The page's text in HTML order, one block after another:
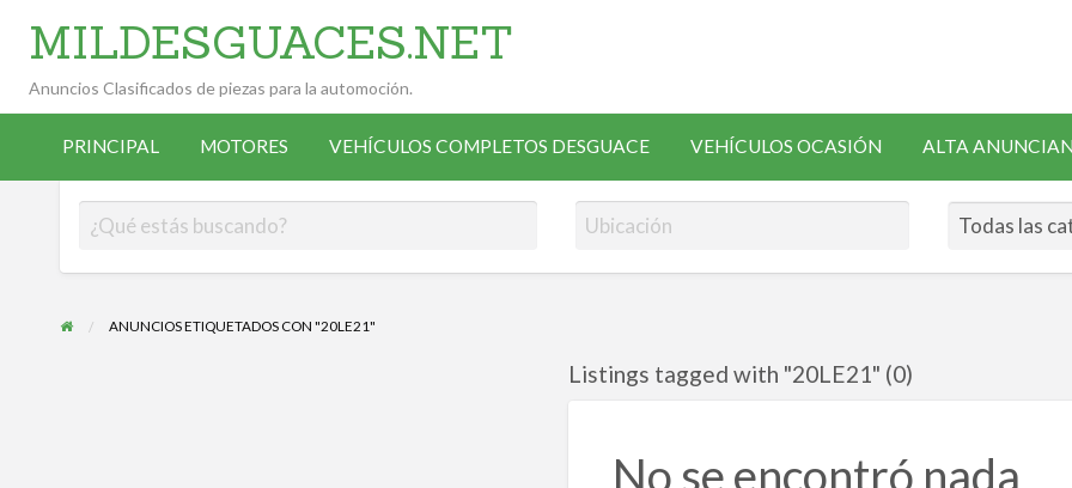
VEHÍCULOS
COMPLETOS
VEHÍCULOS
OCASIÓN
ALTA
ANUNCIANTE
SOLICITAR
RECAMBIOS
MILDESGUACES.NET
Anuncios Clasificados de piezas para la automoción.
PRINCIPAL MOTORES VEHÍCULOS COMPLETOS DESGUACE VEHÍCULOS OCASIÓN ALTA
ANUNCIOS ETIQUETADOS CON "20LE21"
Listings tagged with "20LE21" (0)
No se encontró nada